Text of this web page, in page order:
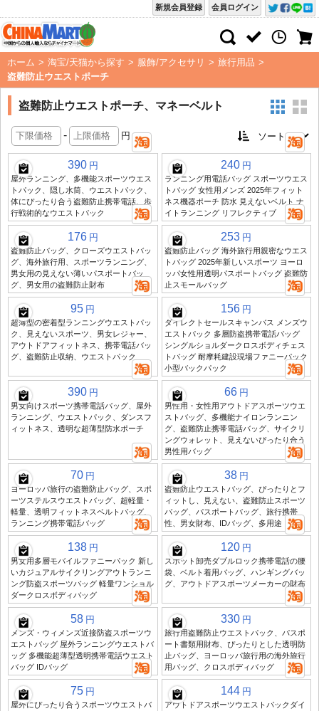
会員ログイン
新規会員登録
ホーム > 淘宝/天猫から探す > 服飾/アクセサリ > 旅行用品 >
盗難防止ウエストポーチ
盗難防止ウエストポーチ、マネーベルト
- 円
390 円
屋外ランニング、多機能スポーツウエス
トパック、隠し水筒、ウエストパック、
体にぴったり合う盗難防止携帯電話、歩
行戦術的なウエストパック
240 円
ランニング用電話バッグ スポーツウエス
トバッグ 女性用メンズ 2025年フィット
ネス機器ポーチ 防水 見えないベルト ナ
イトランニング リフレクティブ
176 円
盗難防止バッグ、クローズウエストバッ
グ、海外旅行用、スポーツランニング、
男女用の見えない薄いパスポートバッ
グ、男女用の盗難防止財布
253 円
盗難防止バッグ 海外旅行用親密なウエス
トバッグ 2025年新しいスポーツ ヨーロ
ッパ女性用透明パスポートバッグ 盗難防
止スモールバッグ
95 円
超薄型の密着型ランニングウエストパッ
ク、見えないスポーツ、男女レジャー、
アウトドアフィットネス、携帯電話バッ
グ、盗難防止収納、ウエストパック
156 円
ダイレクトセールスキャンバス メンズウ
エストパック 多層防盗携帯電話バッグ
シングルショルダークロスボディチェス
トバッグ 耐摩耗建設現場ファニーパック
小型バックパック
390 円
男女向けスポーツ携帯電話バッグ、屋外
ランニング、ウエストパック、ダンスフ
ィットネス、透明な超薄型防水ポーチ
66 円
男性用・女性用アウトドアスポーツウエ
ストバッグ、多機能ナイロンランニン
グ、盗難防止携帯電話バッグ、サイクリ
ングウォレット、見えないぴったり合う
男性用バッグ
70 円
ヨーロッパ旅行の盗難防止バッグ、スポ
ーツステルスウエストバッグ、超軽量・
軽量、透明フィットネスベルトバッグ、
ランニング携帯電話バッグ
38 円
盗難防止ウエストバッグ、ぴったりとフ
ィットし、見えない、盗難防止スポーツ
バッグ、パスポートバッグ、旅行携帯
性、男女財布、IDバッグ、多用途
138 円
男女用多層モバイルファニーパック 新し
いカジュアルサイクリングアウトランニ
ング防盗スポーツバッグ 軽量ワンショル
ダークロスボディバッグ
120 円
スポット卸売ダブルロック携帯電話の腰
袋、ベルト着用バッグ、ハンギングバッ
グ、アウトドアスポーツメーカーの財布
58 円
メンズ・ウィメンズ近接防盗スポーツウ
エストバッグ 屋外ランニングウエストバ
ッグ 多機能超薄型透明携帯電話ウエスト
バッグ IDバッグ
330 円
旅行用盗難防止ウエストパック、パスポ
ート書類用財布、ぴったりとした透明防
止バッグ、ヨーロッパ旅行用の海外旅行
用バッグ、クロスボディバッグ
75 円
屋外にぴったり合うスポーツウエストバ
144 円
アウトドアスポーツウエストパックダイ